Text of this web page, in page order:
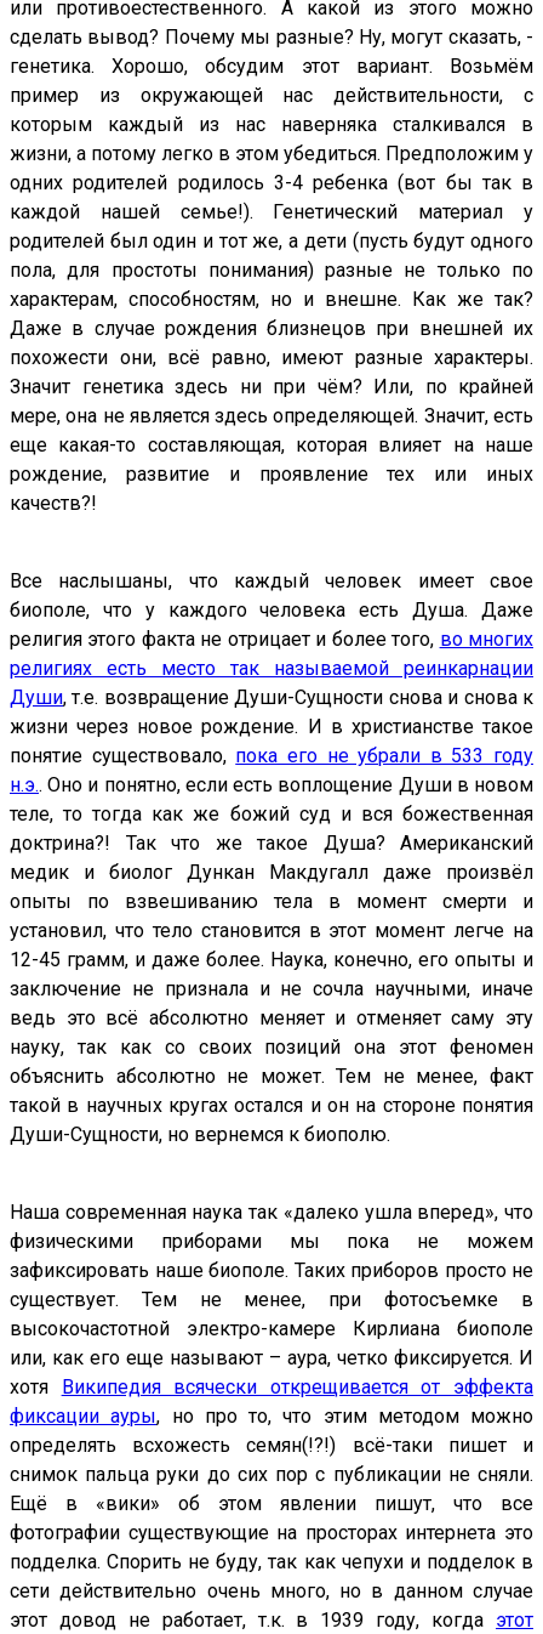
или противоестественного. А какой из этого можно
сделать вывод? Почему мы разные? Ну, могут сказать, -
генетика. Хорошо, обсудим этот вариант. Возьмём
пример из окружающей нас действительности, с
которым каждый из нас наверняка сталкивался в
жизни, а потому легко в этом убедиться. Предположим у
одних родителей родилось 3-4 ребенка (вот бы так в
каждой нашей семье!). Генетический материал у
родителей был один и тот же, а дети (пусть будут одного
пола, для простоты понимания) разные не только по
характерам, способностям, но и внешне. Как же так?
Даже в случае рождения близнецов при внешней их
похожести они, всё равно, имеют разные характеры.
Значит генетика здесь ни при чём? Или, по крайней
мере, она не является здесь определяющей. Значит, есть
еще какая-то составляющая, которая влияет на наше
рождение, развитие и проявление тех или иных
качеств?!
Все наслышаны, что каждый человек имеет свое
биополе, что у каждого человека есть Душа. Даже
религия этого факта не отрицает и более того, во многих
религиях есть место так называемой реинкарнации
Души, т.е. возвращение Души-Сущности снова и снова к
жизни через новое рождение. И в христианстве такое
понятие существовало, пока его не убрали в 533 году
н.э.. Оно и понятно, если есть воплощение Души в новом
теле, то тогда как же божий суд и вся божественная
доктрина?! Так что же такое Душа? Американский
медик и биолог Дункан Макдугалл даже произвёл
опыты по взвешиванию тела в момент смерти и
установил, что тело становится в этот момент легче на
12-45 грамм, и даже более. Наука, конечно, его опыты и
заключение не признала и не сочла научными, иначе
ведь это всё абсолютно меняет и отменяет саму эту
науку, так как со своих позиций она этот феномен
объяснить абсолютно не может. Тем не менее, факт
такой в научных кругах остался и он на стороне понятия
Души-Сущности, но вернемся к биополю.
Наша современная наука так «далеко ушла вперед», что
физическими приборами мы пока не можем
зафиксировать наше биополе. Таких приборов просто не
существует. Тем не менее, при фотосъемке в
высокочастотной электро-камере Кирлиана биополе
или, как его еще называют – аура, четко фиксируется. И
хотя
Википедия всячески открещивается от эффекта
фиксации ауры, но про то, что этим методом можно
определять всхожесть семян(!?!) всё-таки пишет и
снимок пальца руки до сих пор с публикации не сняли.
Ещё в «вики» об этом явлении пишут, что все
фотографии существующие на просторах интернета это
подделка. Спорить не буду, так как чепухи и подделок в
сети действительно очень много, но в данном случае
этот довод не работает, т.к. в 1939 году, когда этот